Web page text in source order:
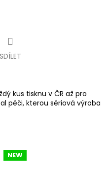
SDÍLET
kus tisknu v ČR až pro
péči, kterou sériová výroba
NEW